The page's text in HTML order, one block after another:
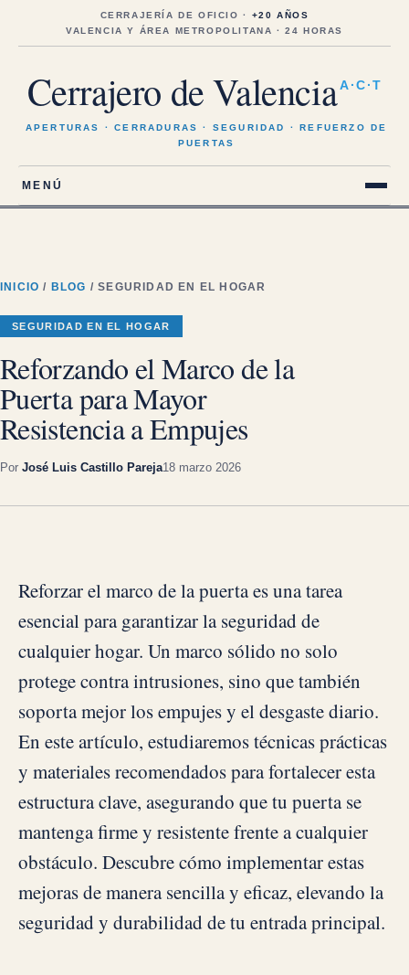
CERRAJERÍA DE OFICIO · +20 AÑOS
VALENCIA Y ÁREA METROPOLITANA · 24 HORAS
Cerrajero de Valencia A·C·T
APERTURAS · CERRADURAS · SEGURIDAD · REFUERZO DE
PUERTAS
MENÚ
INICIO / BLOG / SEGURIDAD EN EL HOGAR
SEGURIDAD EN EL HOGAR
Reforzando el Marco de la
Puerta para Mayor
Resistencia a Empujes
Por José Luis Castillo Pareja18 marzo 2026
Reforzar el marco de la puerta es una tarea
esencial para garantizar la seguridad de
cualquier hogar. Un marco sólido no solo
protege contra intrusiones, sino que también
soporta mejor los empujes y el desgaste diario.
En este artículo, estudiaremos técnicas prácticas
y materiales recomendados para fortalecer esta
estructura clave, asegurando que tu puerta se
mantenga firme y resistente frente a cualquier
obstáculo. Descubre cómo implementar estas
mejoras de manera sencilla y eficaz, elevando la
seguridad y durabilidad de tu entrada principal.